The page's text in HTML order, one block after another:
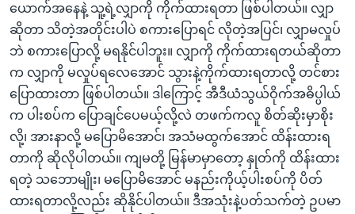
ယောက်အနေနဲ့ သူ့ရဲ့လျှာကို ကိုက်ထားရတာ ဖြစ်ပါတယ်။ လျှာ
ဆိုတာ သိတဲ့အတိုင်းပါပဲ စကားပြောရင် လိုတဲ့အပြင်၊ လျှာမလှုပ်
ဘဲ စကားပြောလို့ မရနိုင်ပါဘူး။ လျှာကို ကိုက်ထားရတယ်ဆိုတာ
က လျှာကို မလှုပ်ရလေအောင် သွားနဲ့ကိုက်ထားရတာလို့ တင်စား
ပြောထားတာ ဖြစ်ပါတယ်။ ဒါကြောင့် အီဒီယံသွယ်ဝိုက်အဓိပ္ပါယ်
က ပါးစပ်က ပြောချင်ပေမယ့်လို့လဲ တဖက်ကလူ စိတ်ဆိုးမှာစိုး
လို့၊ အားနာလို့ မပြောမိအောင်၊ အသံမထွက်အောင် ထိန်းထားရ
တာကို ဆိုလိုပါတယ်။ ကျမတို့ မြန်မာမှာတော့ နှုတ်ကို ထိန်းထား
ရတဲ့ သဘောမျိုး၊ မပြောမိအောင် မနည်းကိုယ့်ပါးစပ်ကို ပိတ်
ထားရတာလို့လည်း ဆိုနိုင်ပါတယ်။ ဒီအသုံးနဲ့ပတ်သက်တဲ့ ဥပမာ